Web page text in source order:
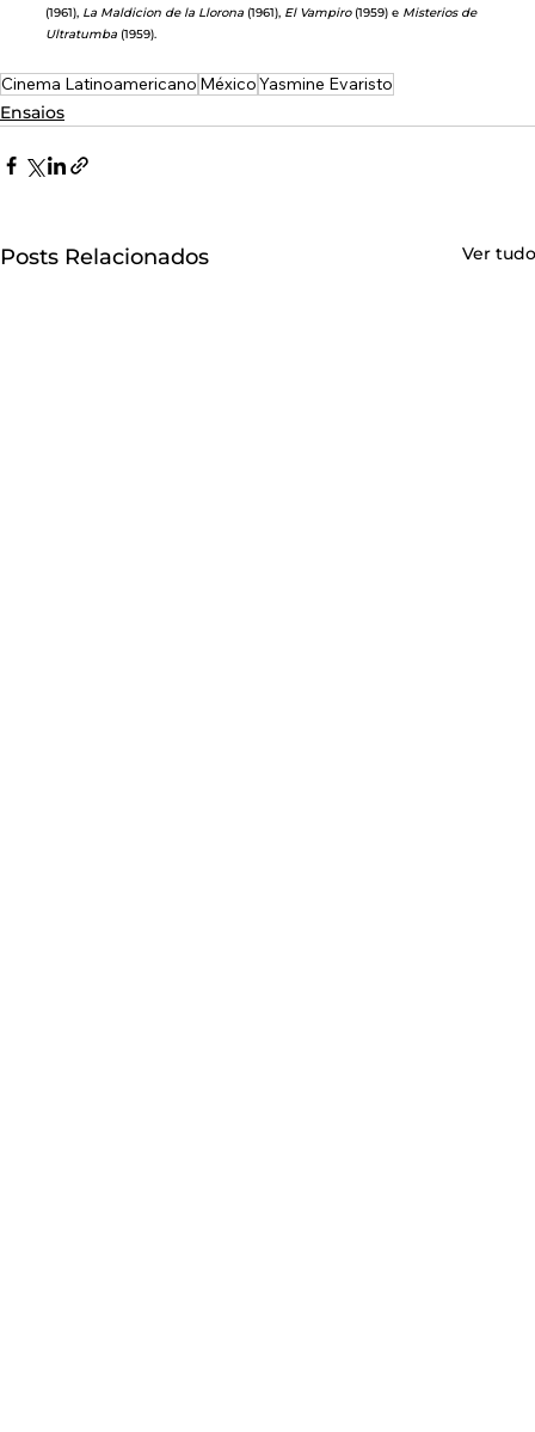
(1961), La Maldicion de la Llorona (1961), El Vampiro (1959) e Misterios de
Ultratumba (1959).
Cinema Latinoamericano MéxicoYasmine Evaristo
Ensaios
Posts Relacionados Ver tudo